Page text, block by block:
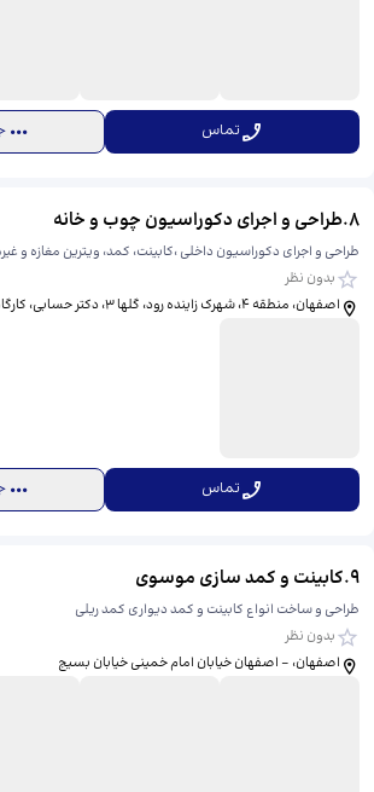
تماس
8
.طراحی و اجرای دکوراسیون چوب و خانه
طراحی و اجرای دکوراسیون داخلی ،کابینت، کمد، ویترین مغازه و
بدون نظر
اصفهان، منطقه ۴، شهرک زاینده رود، گلها ۳، ​دکتر حسابی، کارگاه ام دی اف
تماس
9
.کابینت و کمد سازی موسوی
طراحی و ساخت انواع کابینت و کمد دیواری کمد ریلی
بدون نظر
اصفهان، - اصفهان خیابان امام خمینی خیابان بسیج